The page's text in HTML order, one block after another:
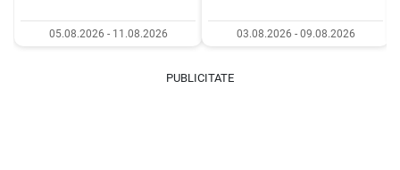
05.08.2026 - 11.08.2026 03.08.2026 - 09.08.2026
PUBLICITATE